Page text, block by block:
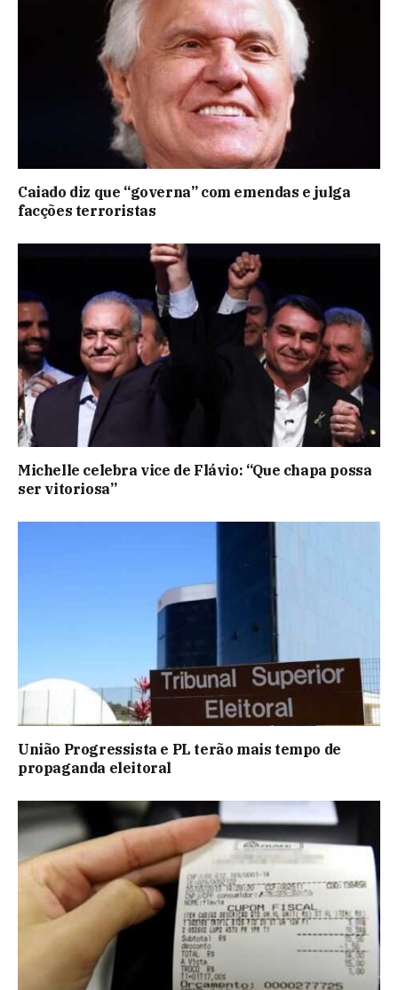
Caiado diz que “governa” com emendas e julga
facções terroristas
Michelle celebra vice de Flávio: “Que chapa possa
ser vitoriosa”
União Progressista e PL terão mais tempo de
propaganda eleitoral